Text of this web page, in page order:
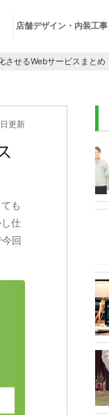
店舗デザイン・内装工事
させるWebサービスまとめ
更新
も
仕
回